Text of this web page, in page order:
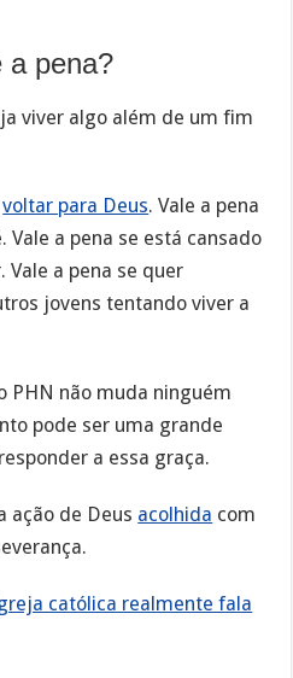
a pena?
viver algo além de um fim
voltar para Deus. Vale a pena
Vale a pena se está cansado
Vale a pena se quer
jovens tentando viver a
PHN não muda ninguém
pode ser uma grande
a essa graça.
ação de Deus acolhida com
católica realmente fala